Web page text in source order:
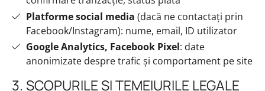
Platforme social media (dacă ne contactați prin
Facebook/Instagram): nume, email, ID utilizator
Google Analytics, Facebook Pixel: date
anonimizate despre trafic și comportament pe site
3. SCOPURILE ȘI TEMEIURILE LEGALE